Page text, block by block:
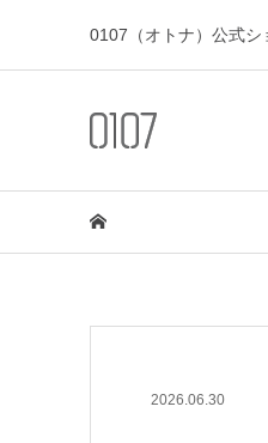
0107（オトナ）公式シ
2026.06.30